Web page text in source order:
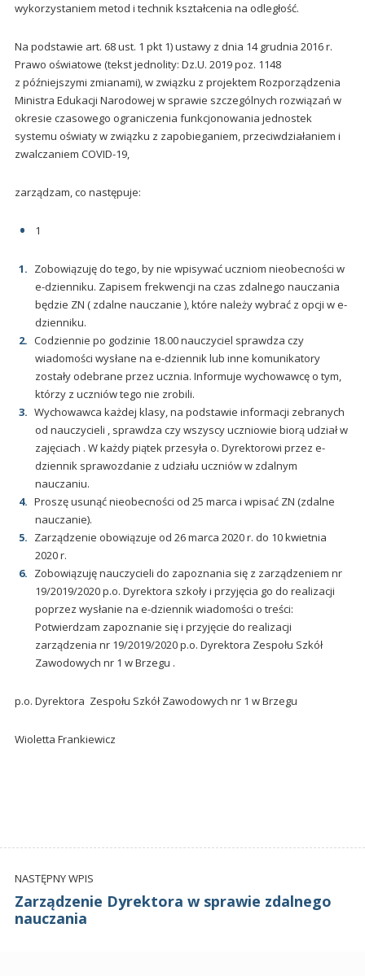
wykorzystaniem metod i technik kształcenia na odległość.
Na podstawie art. 68 us­t. 1 pkt 1) ustawy z dnia 14 grudnia 2016 r.
Prawo oświatowe (tekst jednolity: Dz.U. 2019 poz. 1148
z późniejszymi zmianami), w związku z projektem Rozporządzenia
Ministra Edukacji Narodowej w sprawie szczególnych rozwiązań w
okresie czasowego ograniczenia funkcjonowania jednostek
systemu oświaty w związku z zapobieganiem, przeciwdziałaniem i
zwalczaniem COVID-19,
zarządzam, co następuje:
1
Zobowiązuję do tego, by nie wpisywać uczniom nieobecności w
e-dzienniku. Zapisem frekwencji na czas zdalnego nauczania
będzie ZN ( zdalne nauczanie ), które należy wybrać z opcji w e-
dzienniku.
Codziennie po godzinie 18.00 nauczyciel sprawdza czy
wiadomości wysłane na e-dziennik lub inne komunikatory
zostały odebrane przez ucznia. Informuje wychowawcę o tym,
którzy z uczniów tego nie zrobili.
Wychowawca każdej klasy, na podstawie informacji zebranych
od nauczycieli , sprawdza czy wszyscy uczniowie biorą udział w
zajęciach . W każdy piątek przesyła o. Dyrektorowi przez e-
dziennik sprawozdanie z udziału uczniów w zdalnym
nauczaniu.
Proszę usunąć nieobecności od 25 marca i wpisać ZN (zdalne
nauczanie).
Zarządzenie obowiązuje od 26 marca 2020 r. do 10 kwietnia
2020 r.
Zobowiązuję nauczycieli do zapoznania się z zarządzeniem nr
19/2019/2020 p.o. Dyrektora szkoły i przyjęcia go do realizacji
poprzez wysłanie na e-dziennik wiadomości o treści:
Potwierdzam zapoznanie się i przyjęcie do realizacji
zarządzenia nr 19/2019/2020 p.o. Dyrektora Zespołu Szkół
Zawodowych nr 1 w Brzegu .
p.o. Dyrektora Zespołu Szkół Zawodowych nr 1 w Brzegu
Wioletta Frankiewicz
NASTĘPNY WPIS
Zarządzenie Dyrektora w sprawie zdalnego
nauczania